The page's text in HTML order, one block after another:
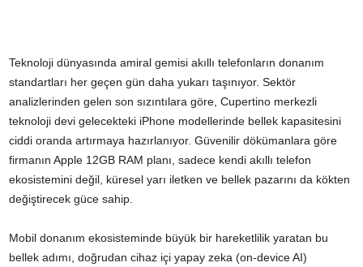
Teknoloji dünyasında amiral gemisi akıllı telefonların donanım
standartları her geçen gün daha yukarı taşınıyor. Sektör
analizlerinden gelen son sızıntılara göre, Cupertino merkezli
teknoloji devi gelecekteki iPhone modellerinde bellek kapasitesini
ciddi oranda artırmaya hazırlanıyor. Güvenilir dökümanlara göre
firmanın Apple 12GB RAM planı, sadece kendi akıllı telefon
ekosistemini değil, küresel yarı iletken ve bellek pazarını da kökten
değiştirecek güce sahip.
Mobil donanım ekosisteminde büyük bir hareketlilik yaratan bu
bellek adımı, doğrudan cihaz içi yapay zeka (on-device AI)